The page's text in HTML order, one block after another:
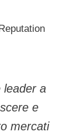
leader a
e
mercati